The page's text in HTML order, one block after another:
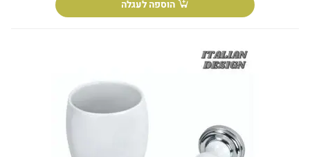
הוספה לעגלה